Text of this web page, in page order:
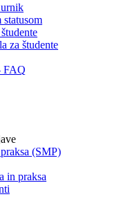
statusom
za študente
FAQ
(SMP)
in praksa